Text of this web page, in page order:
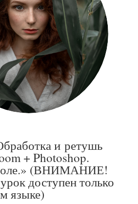
и ретушь
+ Photoshop.
(ВНИМАНИЕ!
доступен только
языке)